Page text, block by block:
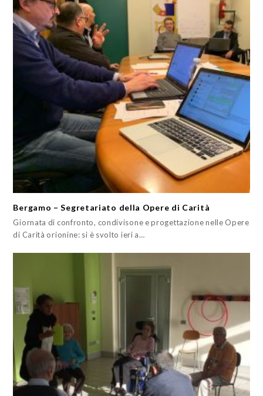
Bergamo – Segretariato della Opere di Carità
Giornata di confronto, condivisone e progettazione nelle Opere
di Carità orionine: si è svolto ieri a…